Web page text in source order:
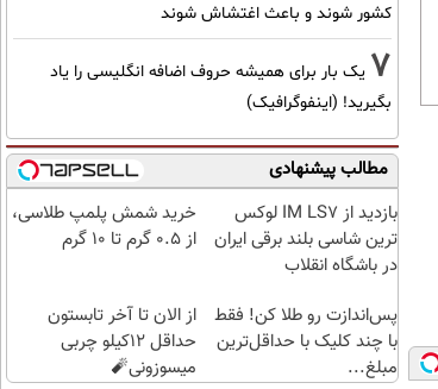
کشور شوند و باعث اغتشاش شوند
7 یک بار برای همیشه حروف اضافه انگلیسی را یاد
بگیرید! (اینفوگرافیک)
مطالب پیشنهادی
بازدید از IM LS7 لوکس
ترین شاسی بلند برقی ایران
در باشگاه انقلاب
خرید شمش پلمپ طلاسی،
از ۰.۵ گرم تا ۱۰ گرم
پس‌اندازت رو طلا کن! فقط
با چند کلیک با حداقل‌ترین
مبلغ...
از الان تا آخر تابستون
حداقل 12کیلو چربی
میسوزونی🧨